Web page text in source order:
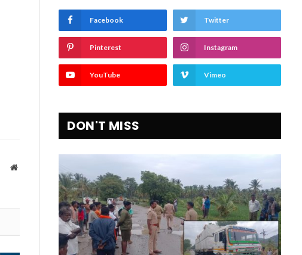
Website
Facebook Twitter
Pinterest Instagram
YouTube Vimeo
DON'T MISS